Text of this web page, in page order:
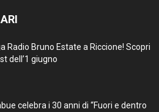
Radio Bruno Estate a Riccione! Scopri
dell’1 giugno
celebra i 30 anni di “Fuori e dentro